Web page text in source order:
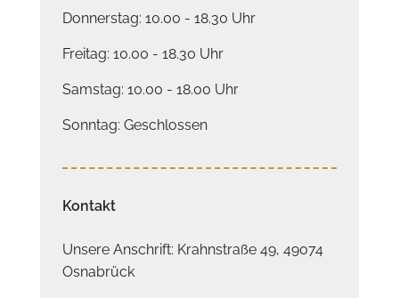
Donnerstag: 10.00 - 18.30 Uhr
Freitag: 10.00 - 18.30 Uhr
Samstag: 10.00 - 18.00 Uhr
Sonntag: Geschlossen
Kontakt
Unsere Anschrift: Krahnstraße 49, 49074
Osnabrück